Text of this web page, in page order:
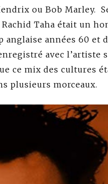
ou Bob Marley.
Taha était un
anglaise années 60 et
avec l’artiste
ce mix des cultures
plusieurs morceaux.